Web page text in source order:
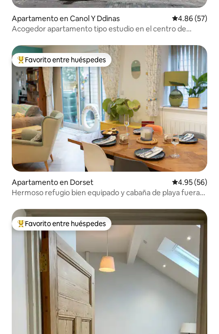
Apartamento en Canol Y Ddinas Calificación
4.86 (57)
Acogedor apartamento tipo estudio en el centro de
Favorito entre huéspedes preferido
Favorito entre huéspedes
Apartamento en Dorset Calificación
4.95 (56)
Hermoso refugio bien equipado y cabaña de playa fuera
Favorito entre huéspedes preferido
Favorito entre huéspedes